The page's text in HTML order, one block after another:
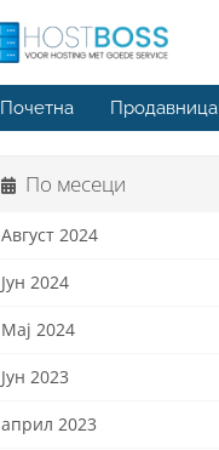
Почетна Продавница
По месеци
Август 2024
Јун 2024
Мај 2024
Јун 2023
април 2023